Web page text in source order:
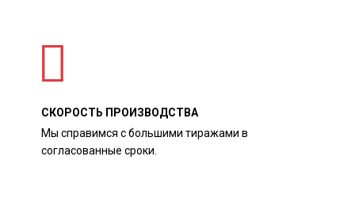
СКОРОСТЬ ПРОИЗВОДСТВА
Мы справимся с большими тиражами в
согласованные сроки.